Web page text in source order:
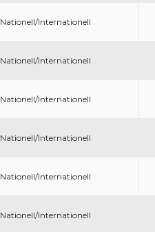
Nationell/Internationell
Nationell/Internationell
Nationell/Internationell
Nationell/Internationell
Nationell/Internationell
Nationell/Internationell